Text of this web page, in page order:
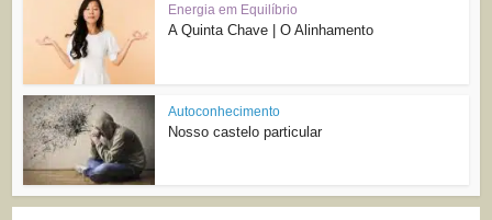
Energia em Equilíbrio
A Quinta Chave | O Alinhamento
Autoconhecimento
Nosso castelo particular